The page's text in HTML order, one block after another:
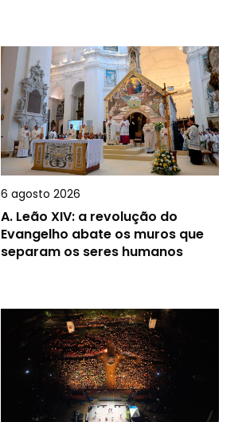
6 agosto 2026
A. Leão XIV: a revolução do
Evangelho abate os muros que
separam os seres humanos